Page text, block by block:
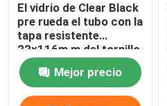
El vidrio de Clear Black
pre rueda el tubo con la
tapa resistente
22x116m m del tornillo
del niño
Mejor precio